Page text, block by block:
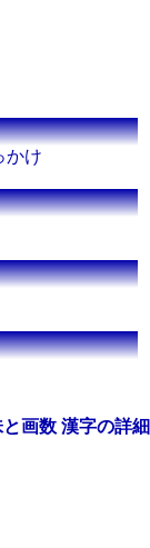
かけ
と画数 漢字の詳細